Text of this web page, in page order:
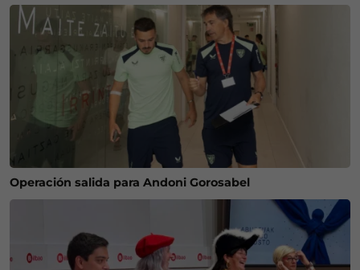
Operación salida para Andoni Gorosabel